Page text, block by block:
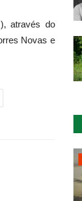
através do
Novas e